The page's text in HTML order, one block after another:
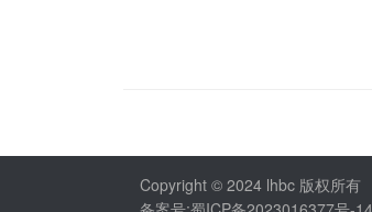
Copyright © 2024 lhbc 版权所有